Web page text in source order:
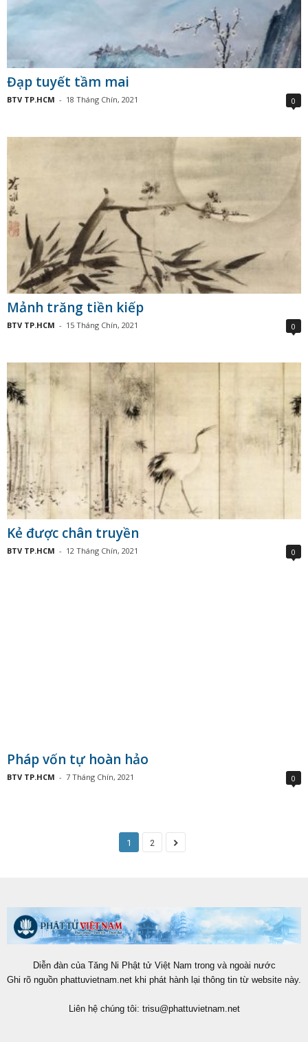
Đạp tuyết tầm mai
BTV TP.HCM - 18 Tháng Chín, 2021 0
Mảnh trăng tiền kiếp
BTV TP.HCM - 15 Tháng Chín, 2021 0
Kẻ được chân truyền
BTV TP.HCM - 12 Tháng Chín, 2021 0
Pháp vốn tự hoàn hảo
BTV TP.HCM - 7 Tháng Chín, 2021 0
1 2
Diễn đàn của Tăng Ni Phật tử Việt Nam trong và ngoài nước
Ghi rõ nguồn phattuvietnam.net khi phát hành lại thông tin từ website này.
Liên hệ chúng tôi: trisu@phattuvietnam.net